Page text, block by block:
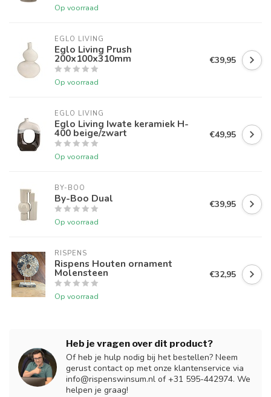
Op voorraad
EGLO LIVING
Eglo Living Prush
200x100x310mm
Op voorraad
€39,95
EGLO LIVING
Eglo Living Iwate keramiek H-
400 beige/zwart
Op voorraad
€49,95
BY-BOO
By-Boo Dual
Op voorraad
€39,95
RISPENS
Rispens Houten ornament
Molensteen
Op voorraad
€32,95
Heb je vragen over dit product?
Of heb je hulp nodig bij het bestellen? Neem
gerust contact op met onze klantenservice via
info@rispenswinsum.nl of +31 595-442974. We
helpen je graag!